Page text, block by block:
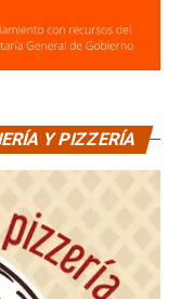
Y PIZZERÍA